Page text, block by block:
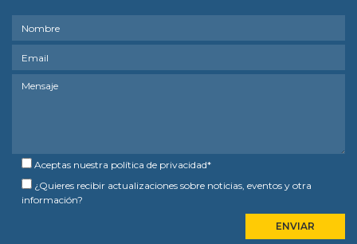
Aceptas nuestra política de privacidad*
¿Quieres recibir actualizaciones sobre noticias, eventos y otra
información?